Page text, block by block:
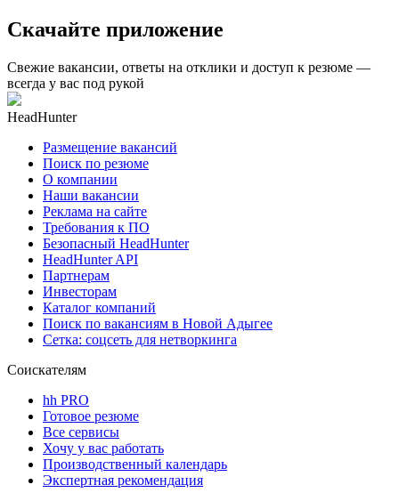
Скачайте приложение
Свежие вакансии, ответы на отклики и доступ к резюме —
всегда у вас под рукой
HeadHunter
Размещение вакансий
Поиск по резюме
О компании
Наши вакансии
Реклама на сайте
Требования к ПО
Безопасный HeadHunter
HeadHunter API
Партнерам
Инвесторам
Каталог компаний
Поиск по вакансиям в Новой Адыгее
Сетка: соцсеть для нетворкинга
Соискателям
hh PRO
Готовое резюме
Все сервисы
Хочу у вас работать
Производственный календарь
Экспертная рекомендация